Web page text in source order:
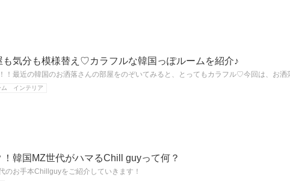
気分も模様替え♡カラフルな韓国っぽルームを紹介♪
！最近の韓国のお洒落さんの部屋をのぞいてみると、とってもカラフル♡今回は、お
インテリア
韓国MZ世代がハマるChill guyって何？
のお手本Chillguyをご紹介していきます！